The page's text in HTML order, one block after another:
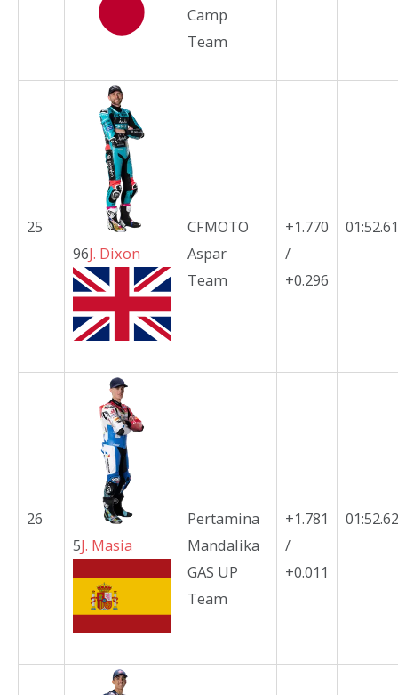
Camp
Team
25
96J. Dixon
CFMOTO
Aspar
Team
+1.770
/
+0.296
26
5J. Masia
Pertamina
Mandalika
GAS UP
Team
+1.781
/
+0.011